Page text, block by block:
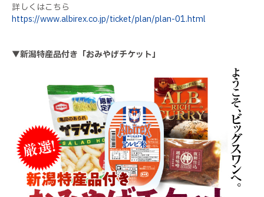
詳しくはこちら
https://www.albirex.co.jp/ticket/plan/plan-01.html
▼新潟特産品付き「おみやげチケット」